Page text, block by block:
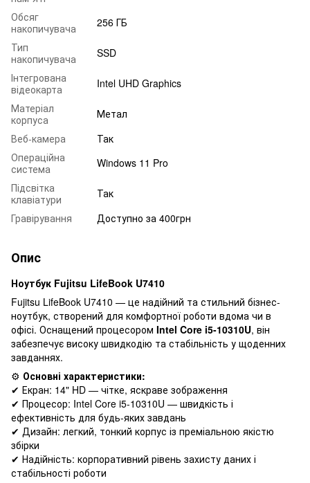
Обсяг
накопичувача
256 ГБ
Тип
накопичувача
SSD
Інтегрована
відеокарта
Intel UHD Graphics
Матеріал
корпуса
Метал
Веб-камера
Так
Операційна
система
Windows 11 Pro
Підсвітка
клавіатури
Так
Гравірування
Доступно за 400грн
Опис
Ноутбук Fujitsu LifeBook U7410
Fujitsu LifeBook U7410 — це надійний та стильний бізнес-
ноутбук, створений для комфортної роботи вдома чи в
офісі. Оснащений процесором Intel Core i5-10310U, він
забезпечує високу швидкодію та стабільність у щоденних
завданнях.
⚙️ Основні характеристики:
✔ Екран: 14" HD — чітке, яскраве зображення
✔ Процесор: Intel Core i5-10310U — швидкість і
ефективність для будь-яких завдань
✔ Дизайн: легкий, тонкий корпус із преміальною якістю
збірки
✔ Надійність: корпоративний рівень захисту даних і
стабільності роботи